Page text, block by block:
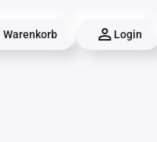
Warenkorb Login